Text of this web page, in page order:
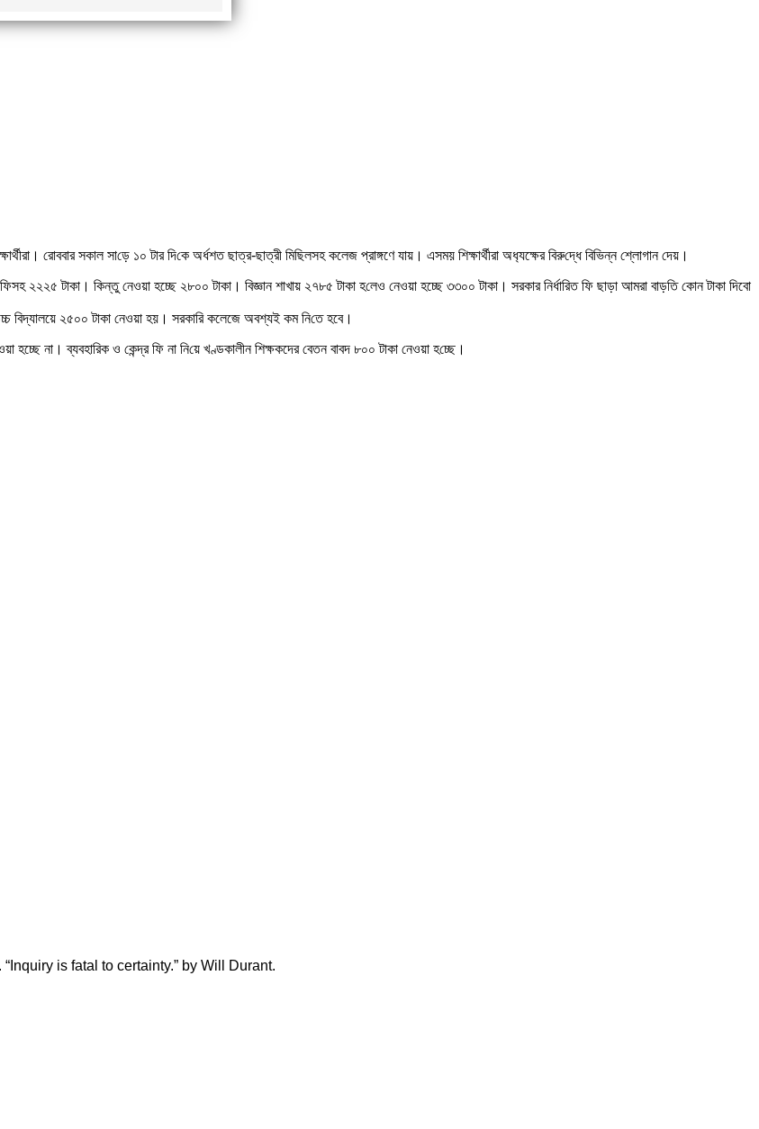
রোববার সকাল সা‌ড়ে ১০ টার দি‌কে অর্ধশত ছাত্র-ছাত্রী মি‌ছিলসহ কলেজ প্রাঙ্গণে যায়। এসময় শিক্ষার্থীরা অধ‌্যক্ষে‌র বিরু‌দ্ধে বি‌ভিন্ন শ্লোগান দেয়।
ফিসহ ২২২৫ টাকা। কিন্তু নেওয়া হচ্ছে ২৮০০ টাকা। বিজ্ঞান শাখায় ২৭৮৫ টাকা হ‌লেও নেওয়া হচ্ছে ৩৩০০ টাকা। সরকার নির্ধা‌রিত ফি ছাড়া আমরা বাড়‌তি কোন টাকা দিবো
২৫০০ টাকা নেওয়া হয়। সরকা‌রি কলেজে অবশ্যই কম নি‌তে হবে।
না। ব্যবহারিক ও কেন্দ্র ফি না নি‌য়ে খণ্ডকালীন শিক্ষকদের বেতন বাবদ ৮০০ টাকা নেওয়া হ‌চ্ছে।
is fatal to certainty.” by Will Durant.